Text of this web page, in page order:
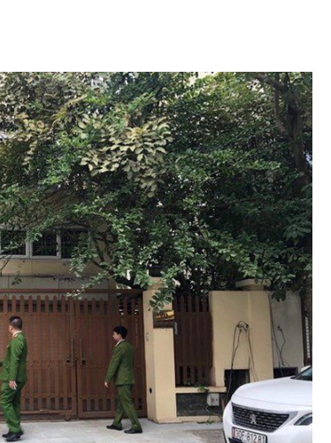
Đường thủy
Hàng hải
Đường sắt đô thị
Nhà thầu
Mời thầu - Đấu thầu
Thi viết về Ngành
Thể thao
Bóng đá
Công nghệ
Công nghệ mới